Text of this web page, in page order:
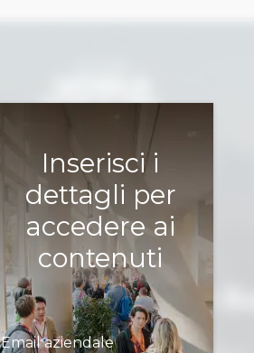
Inserisci i
dettagli per
accedere ai
contenuti
Email aziendale